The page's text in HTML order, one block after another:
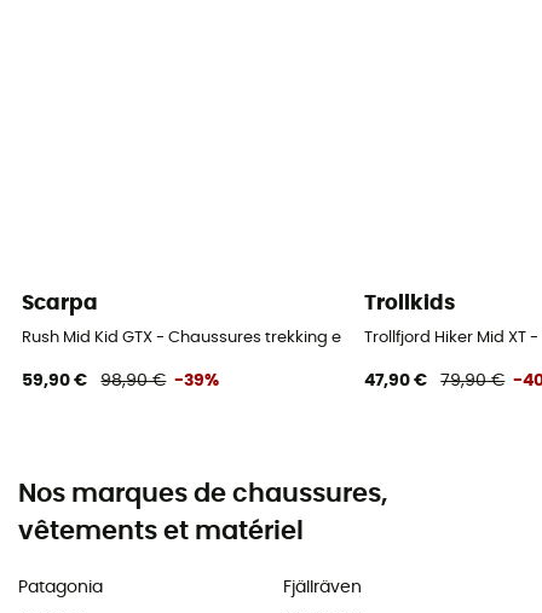
Scarpa
Rush Mid Kid GTX - Chaussures trekking enfant
59,90 € 98,90 € -39%
Trollkids
Trollfjord Hiker Mid XT
47,90 € 79,90 € -
Nos marques de chaussures,
vêtements et matériel
Patagonia
Fjällräven